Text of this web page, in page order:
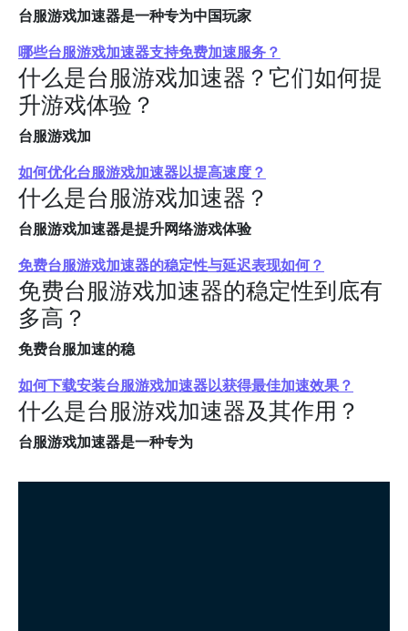
台服游戏加速器是一种专为中国玩家
哪些台服游戏加速器支持免费加速服务？
什么是台服游戏加速器？它们如何提
升游戏体验？
台服游戏加
如何优化台服游戏加速器以提高速度？
什么是台服游戏加速器？
台服游戏加速器是提升网络游戏体验
免费台服游戏加速器的稳定性与延迟表现如何？
免费台服游戏加速器的稳定性到底有
多高？
免费台服加速的稳
如何下载安装台服游戏加速器以获得最佳加速效果？
什么是台服游戏加速器及其作用？
台服游戏加速器是一种专为